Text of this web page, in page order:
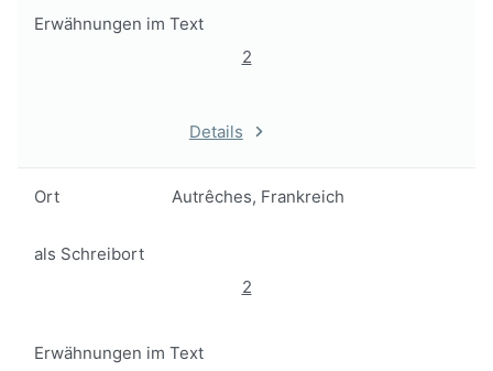
Erwähnungen im Text
2
Details
Ort Autrêches, Frankreich
als Schreibort
2
Erwähnungen im Text